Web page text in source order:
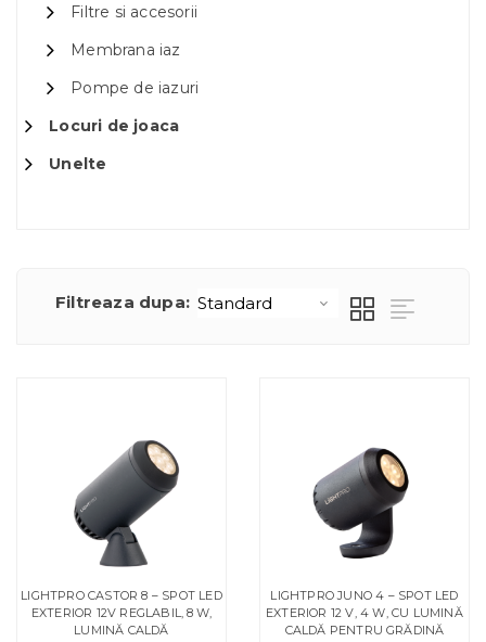
Filtre si accesorii
Membrana iaz
Pompe de iazuri
Locuri de joaca
Unelte
Filtreaza dupa:
LIGHTPRO CASTOR 8 – SPOT LED
EXTERIOR 12V REGLABIL, 8 W,
LUMINĂ CALDĂ
LIGHTPRO JUNO 4 – SPOT LED
EXTERIOR 12 V, 4 W, CU LUMINĂ
CALDĂ PENTRU GRĂDINĂ